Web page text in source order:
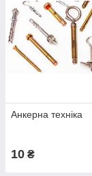
Анкерна техніка
10 ₴